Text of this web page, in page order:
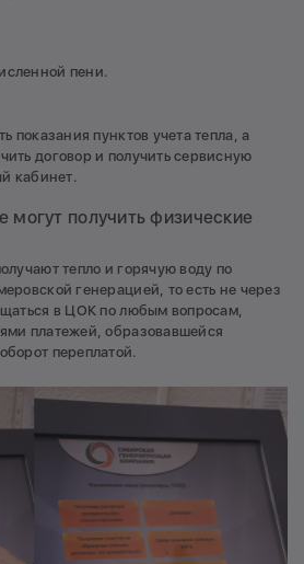
пени.
показания пунктов учета тепла, а
договор и получить сервисную
кабинет.
могут получить физические
тепло и горячую воду по
генерацией, то есть не через
в ЦОК по любым вопросам,
платежей, образовавшейся
переплатой.